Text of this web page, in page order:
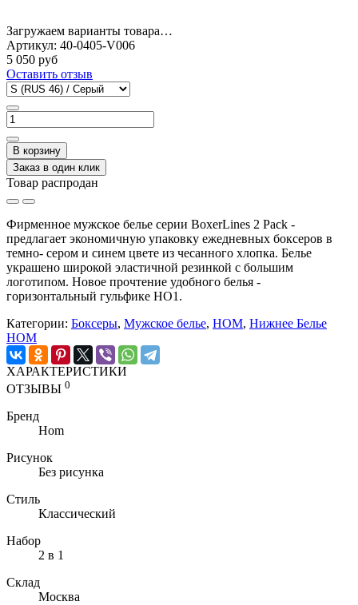
Загружаем варианты товара…
Артикул: 40-0405-V006
5 050 руб
Оставить отзыв
В корзину
Заказ в один клик
Товар распродан
Фирменное мужское белье серии BoxerLines 2 Pack -
предлагает экономичную упаковку ежедневных боксеров в
темно- сером и синем цвете из чесанного хлопка. Белье
украшено широкой эластичной резинкой с большим
логотипом. Новое прочтение удобного белья -
горизонтальный гульфике HO1.
Категории: Боксеры, Мужское белье, HOM, Нижнее Белье
HOM
ХАРАКТЕРИСТИКИ
ОТЗЫВЫ 0
Бренд
Hom
Рисунок
Без рисунка
Стиль
Классический
Набор
2 в 1
Склад
Москва